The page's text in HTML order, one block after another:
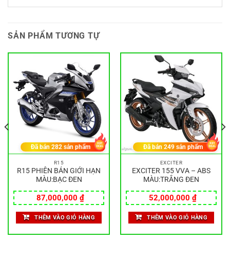
SẢN PHẨM TƯƠNG TỰ
R15
R15 PHIÊN BẢN GIỚI HẠN
MÀU:BẠC ĐEN
87,000,000 ₫
Đã bán282 sản phẩm
THÊM VÀO GIỎ HÀNG
EXCITER
EXCITER 155 VVA – ABS
MÀU:TRẮNG ĐEN
52,000,000 ₫
Đã bán249 sản phẩm
THÊM VÀO GIỎ HÀNG